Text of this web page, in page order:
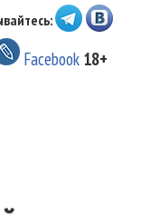
Facebook 18+